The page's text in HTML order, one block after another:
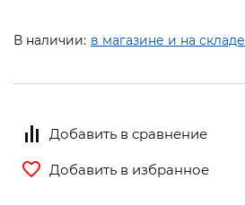
В наличии: в магазине и на складе
Добавить в сравнение
Добавить в избранное